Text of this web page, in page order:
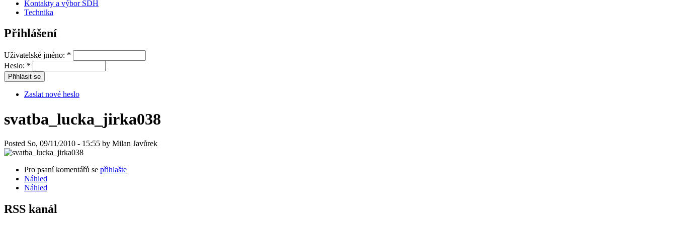
Kontakty a výbor SDH
Technika
Přihlášení
Uživatelské jméno: *
Heslo: *
Zaslat nové heslo
svatba_lucka_jirka038
Posted So, 09/11/2010 - 15:55 by Milan Javůrek
Pro psaní komentářů se přihlašte
Náhled
Náhled
RSS kanál